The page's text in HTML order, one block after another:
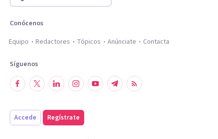
Conócenos
Equipo
Redactores Tópicos Anúnciate Contacta
Síguenos
Accede Regístrate